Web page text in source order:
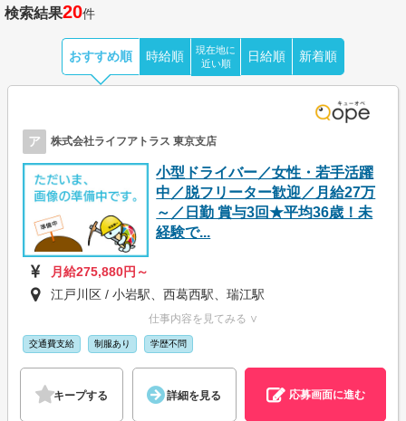
検索結果20件
おすすめ順 時給順
現在地に
近い順
日給順 新着順
ア 株式会社ライフアトラス 東京支店
小型ドライバー／女性・若手活躍
中／脱フリーター歓迎／月給27万
～／日勤 賞与3回★平均36歳！未
経験で...
月給275,880円～
江戸川区 / 小岩駅、西葛西駅、瑞江駅
仕事内容を見てみる ∨
交通費支給 制服あり 学歴不問
キープする 詳細を見る 応募画面に進む